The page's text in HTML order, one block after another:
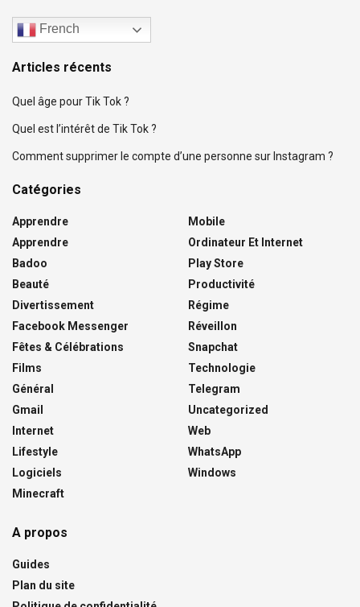
French
Articles récents
Quel âge pour Tik Tok ?
Quel est l’intérêt de Tik Tok ?
Comment supprimer le compte d’une personne sur Instagram ?
Catégories
Apprendre
Apprendre
Badoo
Beauté
Divertissement
Facebook Messenger
Fêtes & Célébrations
Films
Général
Gmail
Internet
Lifestyle
Logiciels
Minecraft
Mobile
Ordinateur Et Internet
Play Store
Productivité
Régime
Réveillon
Snapchat
Technologie
Telegram
Uncategorized
Web
WhatsApp
Windows
A propos
Guides
Plan du site